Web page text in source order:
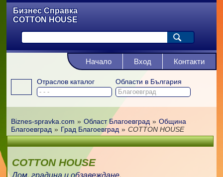
Бизнес Справка
COTTON HOUSE
Отраслов каталог Области в България
Начало Вход Контакти
Biznes-spravka.com » Област Благоевград » Община
Благоевград » Град Благоевград » COTTON HOUSE
COTTON HOUSE
Дом, градина и обзавеждане,